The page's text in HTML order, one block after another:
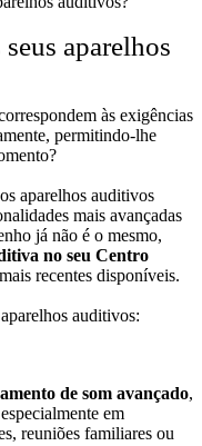
aparelhos
às exigências
permitindo-lhe
aparelhos auditivos
mais avançadas
já não é o mesmo,
no seu Centro
recentes disponíveis.
auditivos:
de som avançado,
em
reuniões familiares ou